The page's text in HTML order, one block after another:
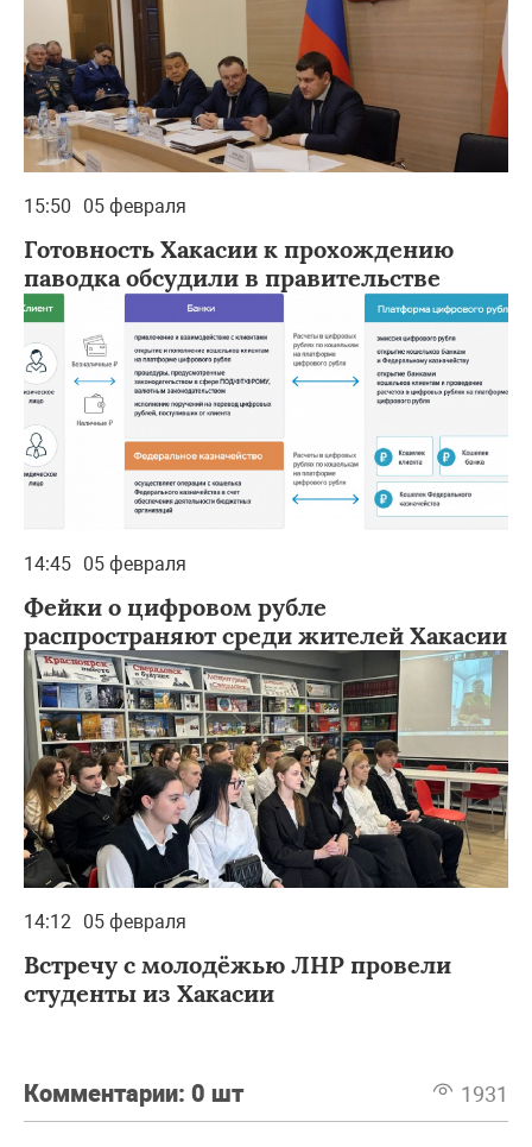
15:50 05 февраля
Готовность Хакасии к прохождению
паводка обсудили в правительстве
14:45 05 февраля
Фейки о цифровом рубле
распространяют среди жителей Хакасии
14:12 05 февраля
Встречу с молодёжью ЛНР провели
студенты из Хакасии
Комментарии: 0 шт 1931